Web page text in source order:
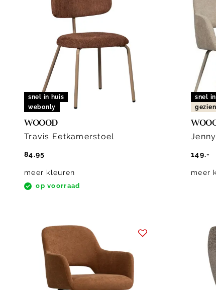
snel in huis
webonly
WOOOD
Travis Eetkamerstoel
84.95
meer kleuren
op voorraad
snel
149.-
meer